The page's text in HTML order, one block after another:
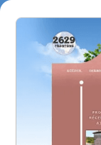
4784
frontones